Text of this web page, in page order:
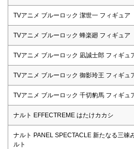
TVアニメ ブルーロック 潔世一 フィギュア
TVアニメ ブルーロック 蜂楽廻 フィギュア
TVアニメ ブルーロック 凪誠士郎 フィギュ
TVアニメ ブルーロック 御影玲王 フィギュ
TVアニメ ブルーロック 千切豹馬 フィギュ
ナルト EFFECTREME はたけカカシ
ナルト PANEL SPECTACLE 新たなる三竦
ルト